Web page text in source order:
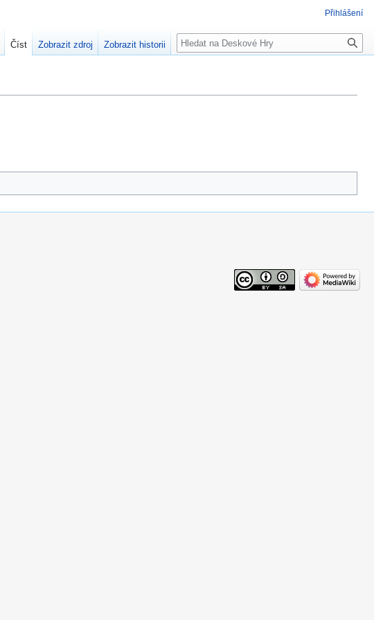
Přihlášení
Číst Zobrazit zdroj Zobrazit historii Hledat